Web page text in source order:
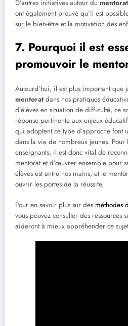
D’autres initiatives autour du mentorat
ont également prouvé qu’il est
sur le bien-être et la motivation des
7. Pourquoi il est
promouvoir le
Aujourd’hui, il est plus important que
mentoratdans nos pratiques
d’élèves en situation de difficulté, ce
réponse pertinente aux enjeux
qui adoptent ce type d’approche font
dans la vie de nombreux jeunes. Pour
enseignants, il est donc vital de
mentorat et d’œuvrer ensemble pour
élèves est entre nos mains, et le
ouvrir les portes de la réussite.
Pour en savoir plus sur des méthodes
vous pouvez consulter des ressources
aideront à mieux appréhender ce